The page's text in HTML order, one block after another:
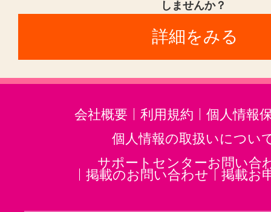
しませんか？
詳細をみる
会社概要 利用規約
個人情報
個人情報の取扱いについ
サポートセンターお問い合
掲載のお問い合わせ
掲載お